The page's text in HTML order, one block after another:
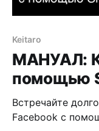
Keitaro
МАНУАЛ:
помощью
Встречайте
Facebook с